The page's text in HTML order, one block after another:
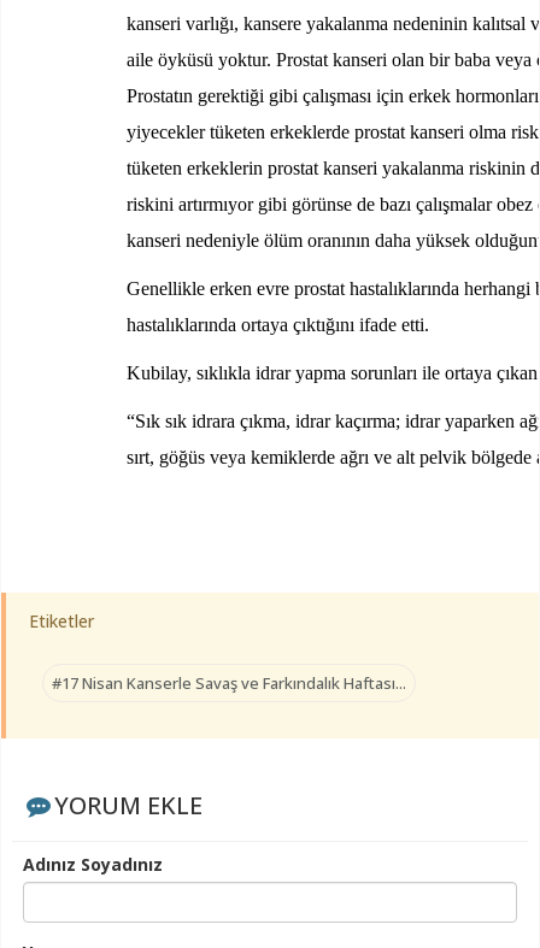
kanseri varlığı, kansere yakalanma nedeninin
aile öyküsü yoktur. Prostat kanseri olan bir baba veya
Prostatın gerektiği gibi çalışması için erkek
yiyecekler tüketen erkeklerde prostat kanseri olma
tüketen erkeklerin prostat kanseri yakalanma riskinin
riskini artırmıyor gibi görünse de bazı çalışmalar
kanseri nedeniyle ölüm oranının daha yüksek
Genellikle erken evre prostat hastalıklarında
hastalıklarında ortaya çıktığını ifade etti.
Kubilay, sıklıkla idrar yapma sorunları ile ortaya
“Sık sık idrara çıkma, idrar kaçırma; idrar yaparken
sırt, göğüs veya kemiklerde ağrı ve alt pelvik bölgede
Etiketler
#17 Nisan Kanserle Savaş ve Farkındalık Haftası...
YORUM EKLE
Adınız Soyadınız